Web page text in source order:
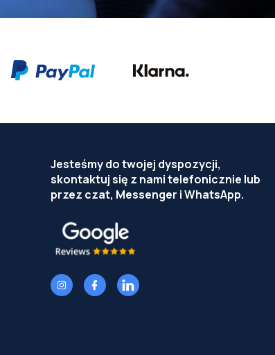
Jesteśmy do twojej dyspozycji,
skontaktuj się z nami telefonicznie lub
przez czat, Messenger i WhatsApp.